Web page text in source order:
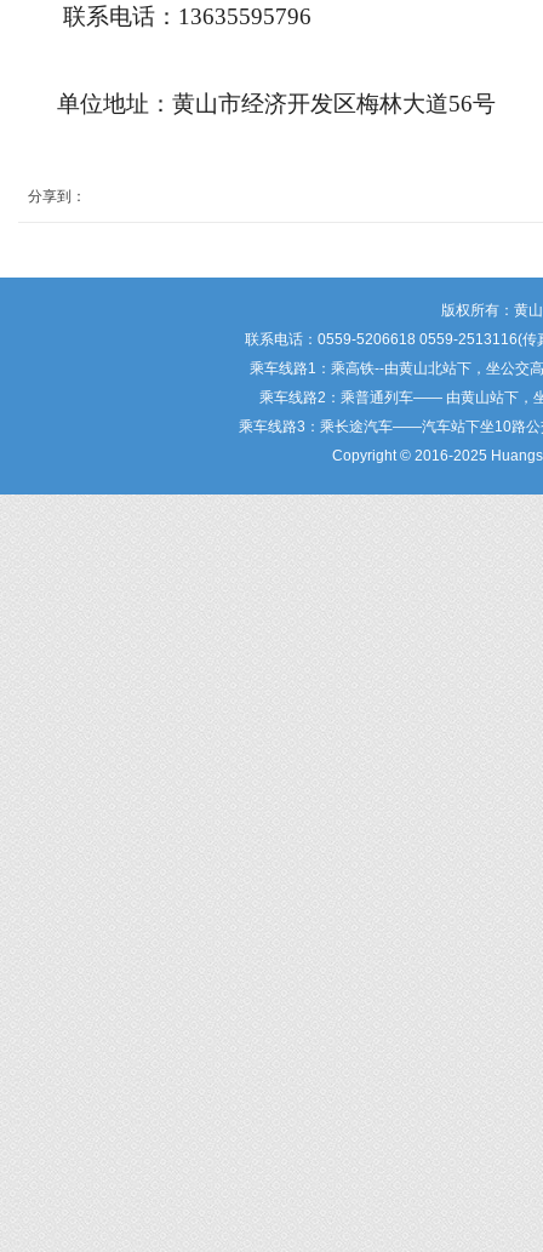
联系电话：13635595796
单位地址：黄山市经济开发区梅林大道56号
分享到：
版权所有：
联系电话：0559-5206618 0559-2513116(
乘车线路1：乘高铁--由黄山北站下，坐公交
乘车线路2：乘普通列车—— 由黄山站下，
乘车线路3：乘长途汽车——汽车站下坐10路公
Copyright © 2016-2025